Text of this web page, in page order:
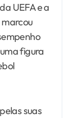
UEFA e a
marcou
figura
suas